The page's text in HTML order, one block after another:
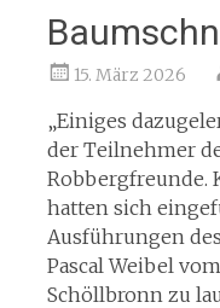
15. März 2026
„Einiges
der Teilnehmer
Robbergfreunde.
hatten sich
Ausführungen
Pascal Weibel
Schöllbronn zu